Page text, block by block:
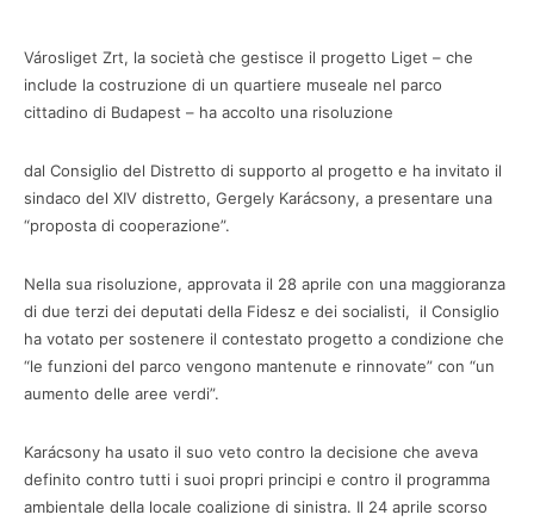
Városliget Zrt, la società che gestisce il progetto Liget – che
include la costruzione di un quartiere museale nel parco
cittadino di Budapest – ha accolto una risoluzione
dal Consiglio del Distretto di supporto al progetto e ha invitato il
sindaco del XIV distretto, Gergely Karácsony, a presentare una
“proposta di cooperazione”.
Nella sua risoluzione, approvata il 28 aprile con una maggioranza
di due terzi dei deputati della Fidesz e dei socialisti, il Consiglio
ha votato per sostenere il contestato progetto a condizione che
“le funzioni del parco vengono mantenute e rinnovate” con “un
aumento delle aree verdi”.
Karácsony ha usato il suo veto contro la decisione che aveva
definito contro tutti i suoi propri principi e contro il programma
ambientale della locale coalizione di sinistra. Il 24 aprile scorso